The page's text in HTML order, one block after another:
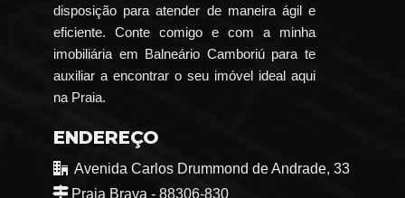
disposição para atender de maneira ágil e
eficiente. Conte comigo e com a minha
imobiliária em Balneário Camboriú para te
auxiliar a encontrar o seu imóvel ideal aqui
na Praia.
ENDEREÇO
Avenida Carlos Drummond de Andrade, 33
Praia Brava - 88306-830